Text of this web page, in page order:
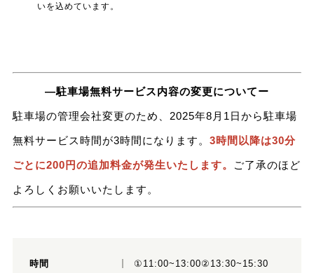
いを込めています。
―駐車場無料サービス内容の変更についてー
駐車場の管理会社変更のため、2025年8月1日から駐車場
無料サービス時間が3時間になります。 3時間以降は30分
ごとに200円の追加料金が発生いたします。 ご了承のほど
よろしくお願いいたします。
時間 ①11:00~13:00②13:30~15:30